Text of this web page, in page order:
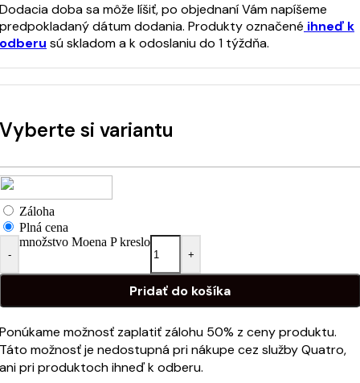
Dodacia doba sa môže líšiť, po objednaní Vám napíšeme
predpokladaný dátum dodania. Produkty označené ihneď k
odberu sú skladom a k odoslaniu do 1 týždňa.
Vyberte si variantu
Záloha
Plná cena
-
množstvo Moena P kreslo
+
Pridať do košíka
Ponúkame možnosť zaplatiť zálohu 50% z ceny produktu.
Táto možnosť je nedostupná pri nákupe cez služby Quatro,
ani pri produktoch ihneď k odberu.